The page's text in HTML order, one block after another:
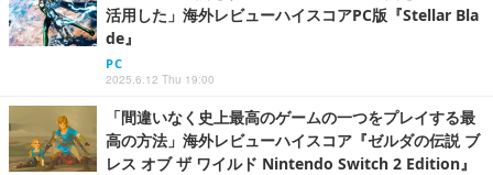
活用した」海外レビューハイスコアPC版『Stellar Bla
de』
PC
2025.6.12 Thu 19:00
「間違いなく史上最高のゲームの一つをプレイする最
高の方法」海外レビューハイスコア『ゼルダの伝説 ブ
レス オブ ザ ワイルド Nintendo Switch 2 Edition』